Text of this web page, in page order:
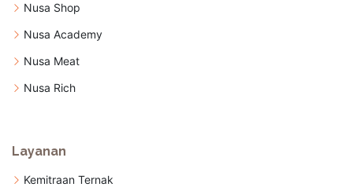
Nusa Shop
Nusa Academy
Nusa Meat
Nusa Rich
Layanan
Kemitraan Ternak